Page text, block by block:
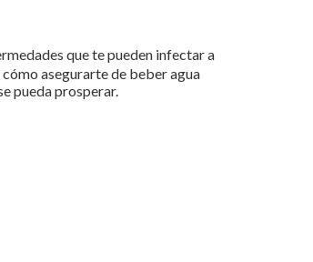
que te pueden infectar a
asegurarte de beber agua
pueda prosperar.